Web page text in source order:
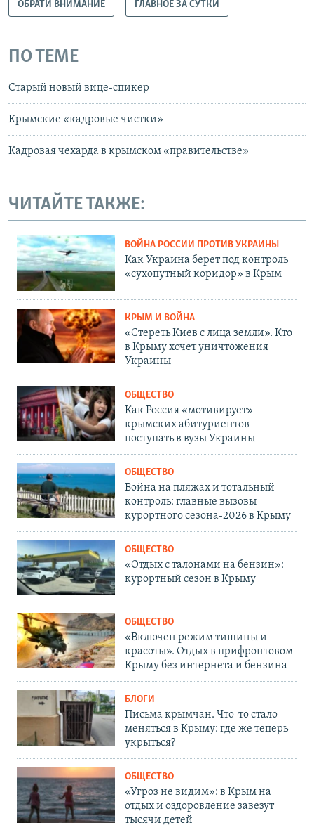
ОБРАТИ ВНИМАНИЕ ГЛАВНОЕ ЗА СУТКИ
ПО ТЕМЕ
Старый новый вице-спикер
Крымские «кадровые чистки»
Кадровая чехарда в крымском «правительстве»
ЧИТАЙТЕ ТАКЖЕ:
ВОЙНА РОССИИ ПРОТИВ УКРАИНЫ
Как Украина берет под контроль
«сухопутный коридор» в Крым
КРЫМ И ВОЙНА
«Стереть Киев с лица земли». Кто
в Крыму хочет уничтожения
Украины
ОБЩЕСТВО
Как Россия «мотивирует»
крымских абитуриентов
поступать в вузы Украины
ОБЩЕСТВО
Война на пляжах и тотальный
контроль: главные вызовы
курортного сезона-2026 в Крыму
ОБЩЕСТВО
«Отдых с талонами на бензин»:
курортный сезон в Крыму
ОБЩЕСТВО
«Включен режим тишины и
красоты». Отдых в прифронтовом
Крыму без интернета и бензина
БЛОГИ
Письма крымчан. Что-то стало
меняться в Крыму: где же теперь
укрыться?
ОБЩЕСТВО
«Угроз не видим»: в Крым на
отдых и оздоровление завезут
тысячи детей